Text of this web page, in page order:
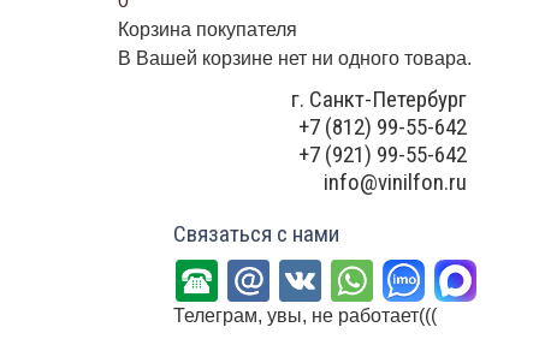
Корзина покупателя
В Вашей корзине нет ни одного товара.
г. Санкт-Петербург
+7 (812) 99-55-642
+7 (921) 99-55-642
info@vinilfon.ru
Связаться с нами
Телеграм, увы, не работает(((